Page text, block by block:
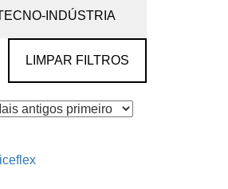
INDÚSTRIA
LIMPAR FILTROS